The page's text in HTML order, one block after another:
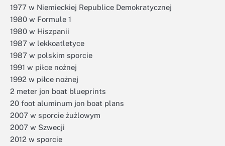
1977 w Niemieckiej Republice Demokratycznej
1980 w Formule 1
1980 w Hiszpanii
1987 w lekkoatletyce
1987 w polskim sporcie
1991 w piłce nożnej
1992 w piłce nożnej
2 meter jon boat blueprints
20 foot aluminum jon boat plans
2007 w sporcie żużlowym
2007 w Szwecji
2012 w sporcie